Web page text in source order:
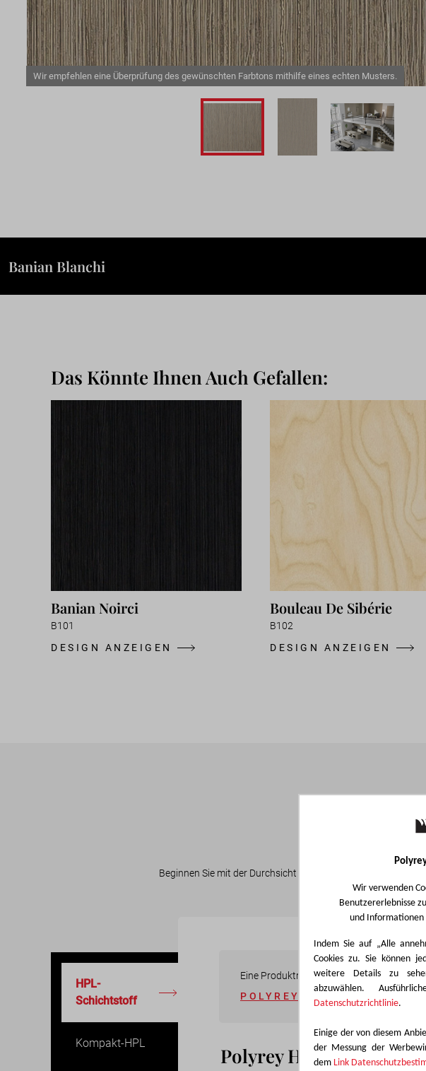
Wir verwenden
Benutzererlebnisse
und Informationen
Indem Sie auf „Alle
Cookies zu. Sie können
weitere Details zu
abzuwählen.
Datenschutzrichtlinie.
Einige der von diesem
der Messung der
dem Link
Wir empfehlen eine Überprüfung des gewünschten Farbtons mithilfe eines echten Musters.
images
Banian Blanchi
Das Könnte Ihnen Auch Gefallen:
Banian Noirci
B101
DESIGN ANZEIGEN
Bouleau De Sibérie
B102
DESIGN ANZEIGEN
Dieses Dekor ist in
Beginnen Sie mit der Durchsicht der Produktliste auf der
das
HPL-
Schichtstoff
Kompakt-HPL
Eine Produktreihe auswählen
POLYREY HPL®
Polyrey HPL®